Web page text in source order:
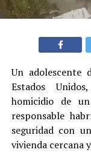
Un adolescente
Estados
homicidio de
responsable
seguridad con
vivienda cercana